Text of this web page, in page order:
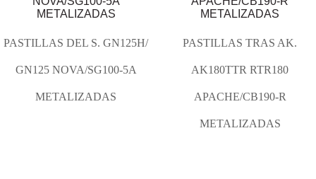
PASTILLAS DEL S. GN125H/
GN125 NOVA/SG100-5A
METALIZADAS
PASTILLAS TRAS AK.
AK180TTR RTR180
APACHE/CB190-R
METALIZADAS